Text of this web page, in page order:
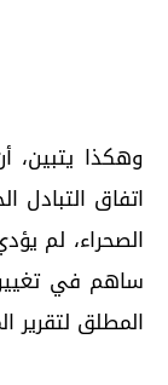
وهكذا يتبين،
اتفاق التبادل
الصحراء، لم
ساهم في
المطلق